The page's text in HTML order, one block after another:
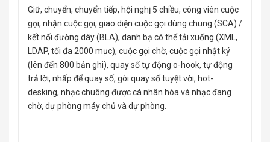
Giữ, chuyển, chuyển tiếp, hội nghị 5 chiều, công viên cuộc
gọi, nhận cuộc gọi, giao diện cuộc gọi dùng chung (SCA) /
kết nối đường dây (BLA), danh bạ có thể tải xuống (XML,
LDAP, tối đa 2000 mục), cuộc gọi chờ, cuộc gọi nhật ký
(lên đến 800 bản ghi), quay số tự động o-hook, tự động
trả lời, nhấp để quay số, gói quay số tuyệt vời, hot-
desking, nhạc chuông được cá nhân hóa và nhạc đang
chờ, dự phòng máy chủ và dự phòng.